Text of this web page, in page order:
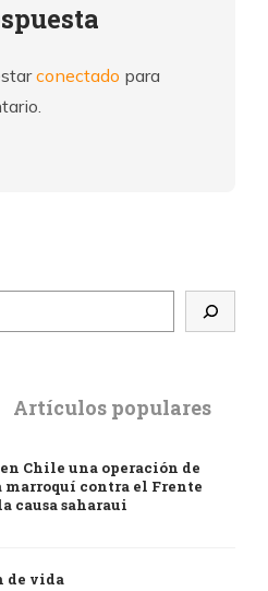
conectado para
Artículos populares
Chile una operación de
marroquí contra el Frente
causa saharaui
de vida